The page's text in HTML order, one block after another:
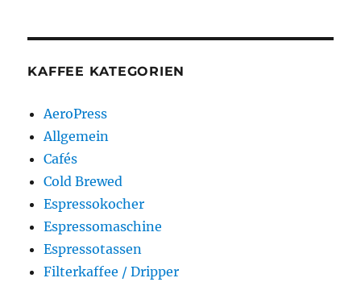
KAFFEE KATEGORIEN
AeroPress
Allgemein
Cafés
Cold Brewed
Espressokocher
Espressomaschine
Espressotassen
Filterkaffee / Dripper